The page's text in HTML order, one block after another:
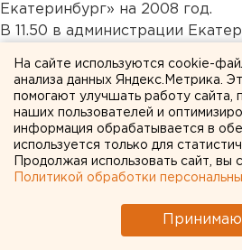
Екатеринбург» на 2008 год.
В 11.50 в администрации
совещание с заместителями
Екатеринбурга. Тема -
Екатеринбурге.
В 12.00 в здании областного
(пл. Октябрьская, 1, этаж 14)
Палаты представителей
В 12.00 в Верхотурье
На сайте используются cookie-
анализа данных Яндекс.Метрика.
помогают улучшать работу сайта,
наших пользователей и
информация обрабатывается в
используется только для
Продолжая использовать сайт, вы
Политикой обработки
Принимаю